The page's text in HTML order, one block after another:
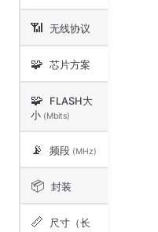
📶 无线协议
🧩 芯片方案
🧩
FLASH大
小 (Mbits)
📡 频段 (MHz)
📦 封装
📏
尺寸（长